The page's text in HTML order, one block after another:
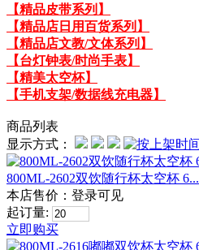
【精品皮带系列】
【精品店日用百货系列】
【精品店文教/文体系列】
【台灯钟表/时尚手表】
【精美太空杯】
【手机支架/数据线充电器】
商品列表
显示方式：
800ML-2602双饮随行杯太空杯 6...
本店售价： 登录可见
起订量:
立即购买